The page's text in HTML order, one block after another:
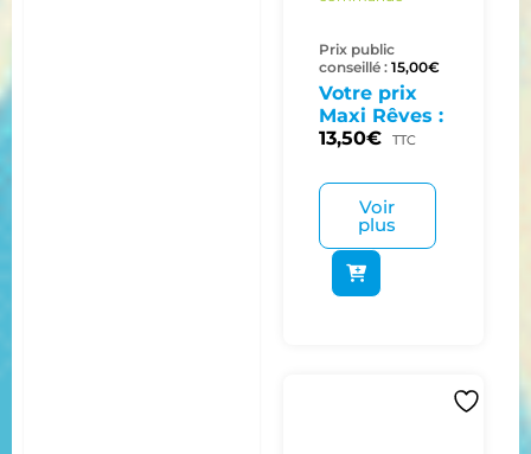
Prix public
conseillé : 15,00€
Votre prix
Maxi Rêves :
13,50€ TTC
Voir
plus